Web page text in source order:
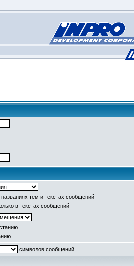
названиях тем и текстах сообщений
в текстах сообщений
символов сообщений